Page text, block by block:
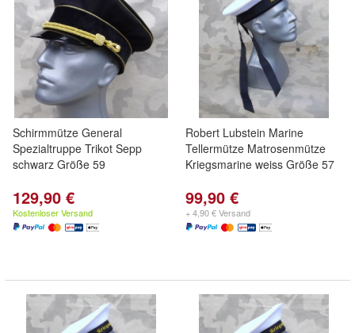
Schirmmütze General
Spezialtruppe Trikot Sepp
schwarz Größe 59
129,90 €
Kostenloser Versand
Robert Lubstein Marine
Tellermütze Matrosenmütze
Kriegsmarine weiss Größe 57
99,90 €
+ 4,90 € Versand